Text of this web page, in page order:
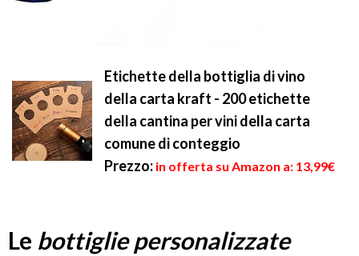
Etichette della bottiglia di vino
della carta kraft - 200 etichette
della cantina per vini della carta
comune di conteggio
Prezzo: in offerta su Amazon a: 13,99€
Le bottiglie personalizzate